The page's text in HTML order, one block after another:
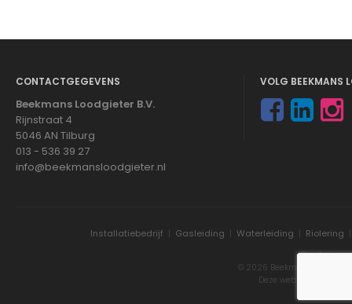
CONTACTGEGEVENS
Beekmans Loodgieter B.V.
Rijnstraat 4
5046 AN Tilburg
013 - 536 39 27
info@beekmansloodgieter.nl
VOLG BEEKMANS
Installatiebedrijf | Gasleiding | Waterleiding | Riolering
Disclaimer
© 2026 Beekmans
Deze website is